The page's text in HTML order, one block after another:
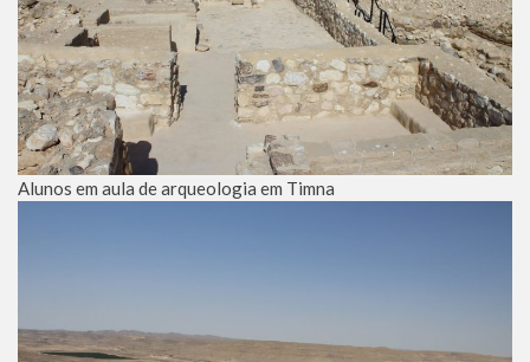
Alunos em aula de arqueologia em Timna